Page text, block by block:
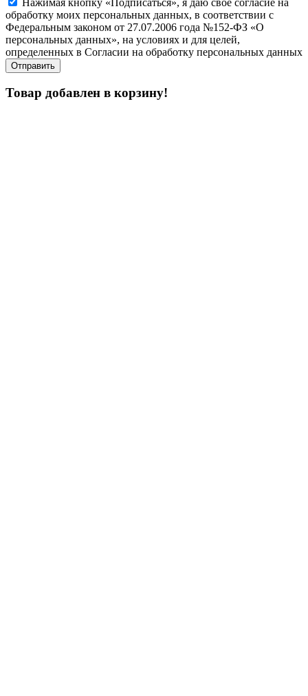
обработку моих персональных данных, в соответствии с
Федеральным законом от 27.07.2006 года №152-ФЗ «О
персональных данных», на условиях и для целей,
определенных в Согласии на обработку персональных данных
Товар добавлен в корзину!